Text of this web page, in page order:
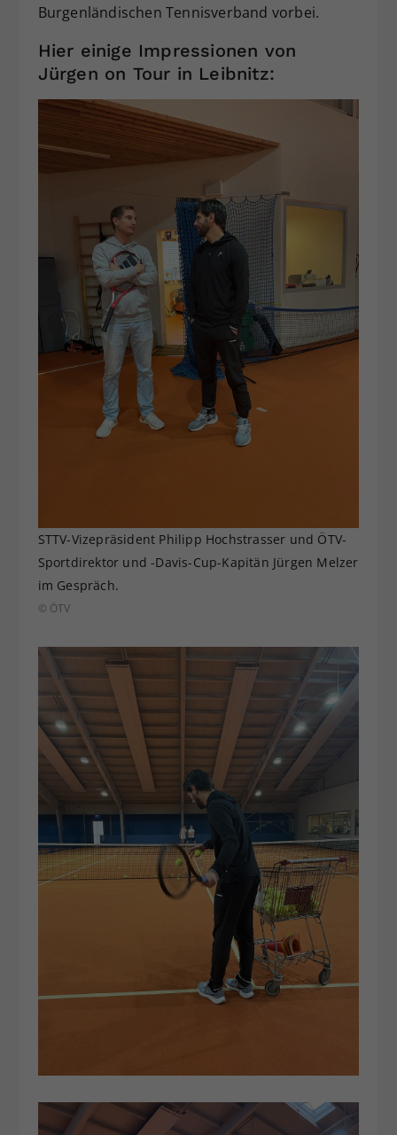
Burgenländischen Tennisverband vorbei.
Hier einige Impressionen von
Jürgen on Tour in Leibnitz:
STTV-Vizepräsident Philipp Hochstrasser und ÖTV-
Sportdirektor und -Davis-Cup-Kapitän Jürgen Melzer
im Gespräch.
© ÖTV